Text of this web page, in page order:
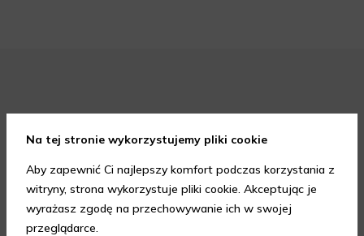
Zapisz się do newslettera i odbierz
rabat na aelia.pl:
-15% na cały nieprzeceniony asortyment przy
minimalnej wartości zamówienia 199 zł. Kod nie łączy
Na tej stronie wykorzystujemy pliki cookie
Aby zapewnić Ci najlepszy komfort podczas korzystania z
witryny, strona wykorzystuje pliki cookie. Akceptując je
wyrażasz zgodę na przechowywanie ich w swojej
przeglądarce.